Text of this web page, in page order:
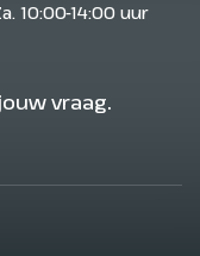
10:00-14:00 uur
vraag.